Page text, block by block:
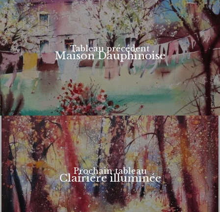
Tableau précédent
Maison Dauphinoise
Prochain tableau
Clairière illuminée